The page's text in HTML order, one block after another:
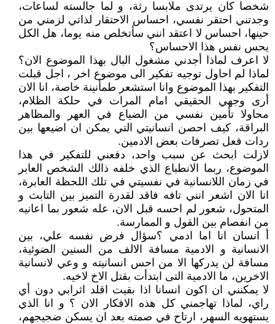
شخصا كان يرتدى ملابسا رثة، و لما جالسته لساعات،
وجدتني احتقر نفسي، احساس الاحتقار لذاتي لزمني من
حينها، احساس لا اعتقد انني سأتخلص منه يوما، هل الكل
يحس نفس هذا الاحساس؟
لا اعرف لماذا أجدني مشغول البال بهذا الموضوع الان؟
لماذا لم احاول توجيه تفكير الى موضوع اخر ، اجل قبلت
التفكير بهذا الموضوع وانا استشعر طمأنينة خاصة، انا الان
أرى وجهي الحقيقي امام المرات في حلكة الظلام،
محاولا تأمين نفسي من الضياع في العهر والمظاهر
البراقة، كيف احصن انسانيتي التي يمكن ان اضيعها بين
ردات فعل تصرفات بعض الادمين.
لازلت ابحث عن سبب واحد، دفعني للتفكير في هذا
الموضوع، ربما الانطباع الذي خلفه ذالك الشخص العابر
في زمان اللانسانية في نفسيتي في تلك اللحظة العابرة،
انا الان اشعر انني تافه فاقد لقدرة التميز بين التابث و
المتحول، شعور لم احسه قبل الان، عله شعور بما اعانيه
من انفصام بين القول و الممارسة.
أ انسان انا اما ادمي ؟سؤال فرض نفسه علي، بين
الانسانية و الادمية مسافة الالف من السنين الضوئية،
مسافة لن يدركها الا من احس انسانيته و وعي لانسانية
الاخرين، ما الادمية التى ابتدأت بقتل الاخ لاخيه.
لا يمكنني ان اكون انسانا اذا بقيت اقلد اثرابي دون أي
راي، لماذا تهاجمني كل هذه الافكار الان ؟ و انا الذي
يستهويه السهر، ارتاح في صمته بعد ان يسكن ضجيجهم،